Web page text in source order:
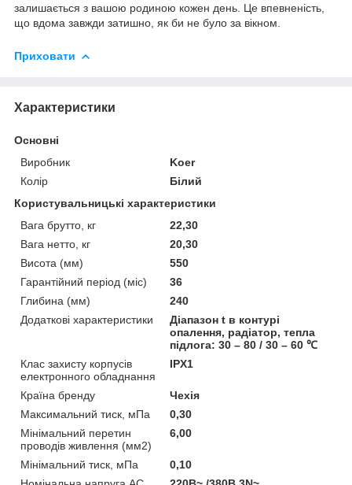
залишається з вашою родиною кожен день. Це впевненість,
що вдома завжди затишно, як би не було за вікном.
Приховати
Характеристики
Основні
Виробник
Koer
Колір
Білий
Користувальницькі характеристики
Вага брутто, кг
22,30
Вага нетто, кг
20,30
Висота (мм)
550
Гарантійний період (міс)
36
Глибина (мм)
240
Додаткові характеристики
Діапазон t в контурі
опалення, радіатор, тепла
підлога: 30 – 80 / 30 – 60 ℃
Клас захисту корпусів
електронного обладнання
IPX1
Країна бренду
Чехія
Максимальний тиск, мПа
0,30
Мінімальний перетин
проводів живлення (мм2)
6,00
Мінімальний тиск, мПа
0,10